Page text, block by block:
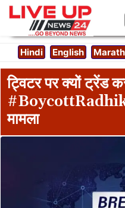
Hindi English
ट्विटर पर क्यों ट्रेंड
मामला